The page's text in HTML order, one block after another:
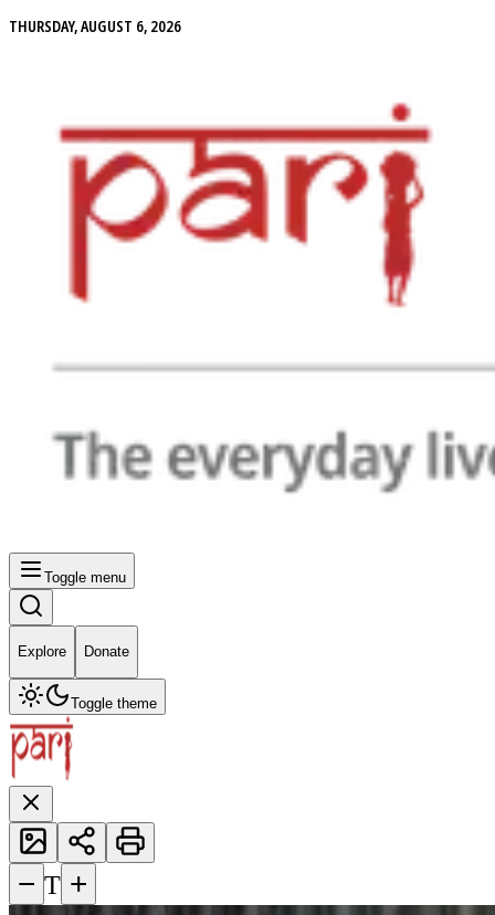
THURSDAY, AUGUST 6, 2026
Toggle menu
Explore Donate
Toggle theme
− T +